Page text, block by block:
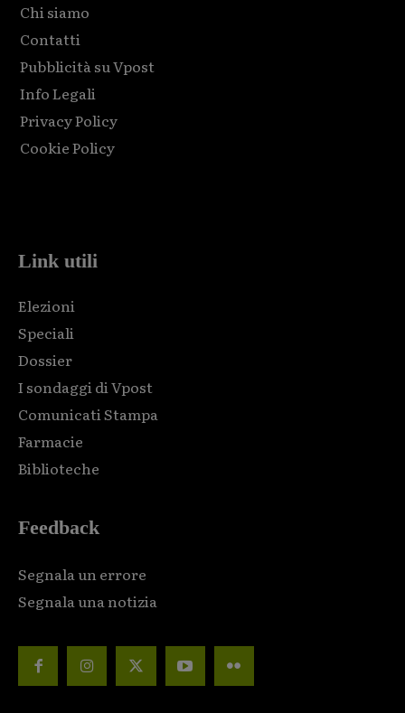
Chi siamo
Contatti
Pubblicità su Vpost
Info Legali
Privacy Policy
Cookie Policy
Link utili
Elezioni
Speciali
Dossier
I sondaggi di Vpost
Comunicati Stampa
Farmacie
Biblioteche
Feedback
Segnala un errore
Segnala una notizia